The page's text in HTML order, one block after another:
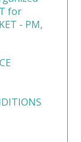
for
- PM,